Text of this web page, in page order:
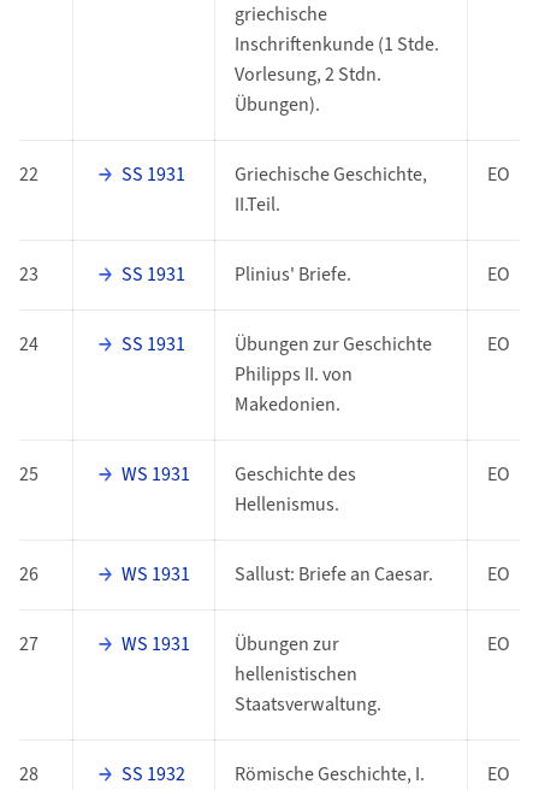
griechische
Inschriftenkunde (1 Stde.
Vorlesung, 2 Stdn.
Übungen).
22 SS 1931
Griechische Geschichte,
II.Teil.
EO
23 SS 1931 Plinius' Briefe. EO
24 SS 1931
Übungen zur Geschichte
Philipps II. von
Makedonien.
EO
25 WS 1931
Geschichte des
Hellenismus.
EO
26 WS 1931 Sallust: Briefe an Caesar. EO
27 WS 1931
Übungen zur
hellenistischen
Staatsverwaltung.
EO
28 SS 1932
Römische Geschichte, I.
EO